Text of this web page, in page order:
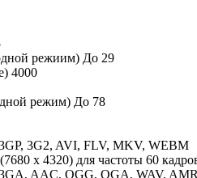
режиим) До 29
4000
режим) До 78
3G2, AVI, FLV, MKV, WEBM
x 4320) для частоты 60
AAC, OGG, OGA, WAV,